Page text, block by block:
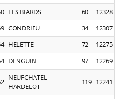
LES BIARDS 60
12328
CONDRIEU 34
12307
HELETTE 72
12275
DENGUIN 97 12269
NEUFCHATEL
HARDELOT
119 12241